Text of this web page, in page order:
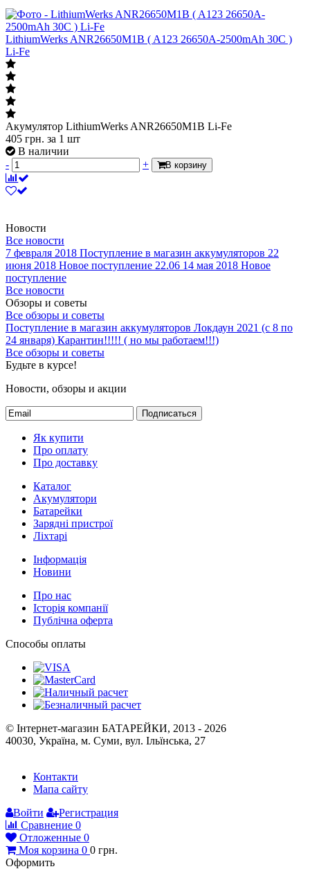
LithiumWerks ANR26650M1B ( A123 26650A-2500mAh 30C )
Li-Fe
Акумулятор LithiumWerks ANR26650M1B Li-Fe
405 грн. за 1 шт
В наличии
-
+ В корзину
Новости
Все новости
7 февраля 2018 Поступление в магазин аккумуляторов 22
июня 2018 Новое поступление 22.06 14 мая 2018 Новое
поступление
Все новости
Обзоры и советы
Все обзоры и советы
Поступление в магазин аккумуляторов Локдаун 2021 (с 8 по
24 января) Карантин!!!!! ( но мы работаем!!!)
Все обзоры и советы
Будьте в курсе!
Новости, обзоры и акции
Подписаться
Як купити
Про оплату
Про доставку
Каталог
Акумулятори
Батарейки
Зарядні пристрої
Ліхтарі
Інформація
Новини
Про нас
Історія компанії
Публічна оферта
Способы оплаты
© Інтернет-магазин БАТАРЕЙКИ, 2013 - 2026
40030, Україна, м. Суми, вул. Ільїнська, 27
Контакти
Мапа сайту
Войти
Регистрация
Сравнение 0
Отложенные 0
Моя корзина 0 0 грн.
Оформить